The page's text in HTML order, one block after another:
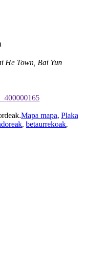
He Town, Bai Yun
Mapa mapa, Plaka
, betaurrekoak,